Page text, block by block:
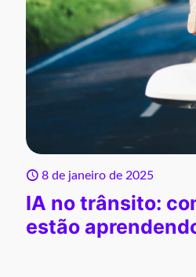
8 de janeiro de 2025
IA no trânsito:
estão